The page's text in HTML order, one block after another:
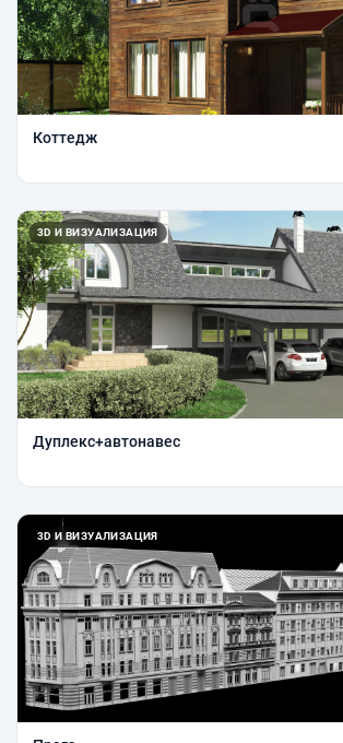
Коттедж
3D И ВИЗУАЛИЗАЦИЯ
Дуплекс+автонавес
3D И ВИЗУАЛИЗАЦИЯ